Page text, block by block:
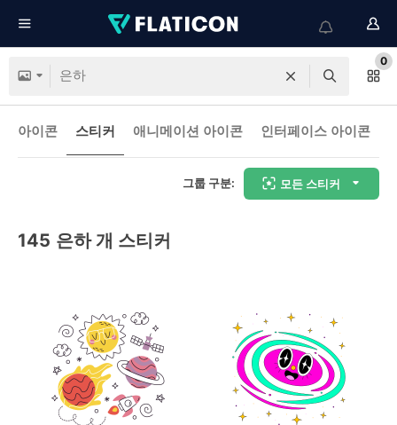
0
아이콘 스티커 애니메이션 아이콘 인터페이스 아이콘
그룹 구분: 모든 스티커
145 은하 개 스티커